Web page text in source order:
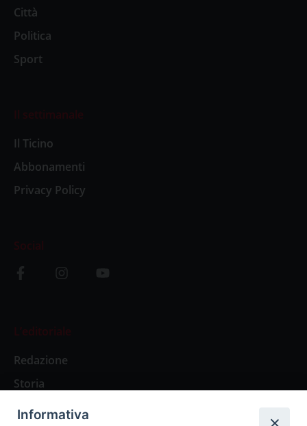
Città
Politica
Sport
Il settimanale
Il Ticino
Abbonamenti
Privacy Policy
Social
L’editoriale
Redazione
Storia
Informativa